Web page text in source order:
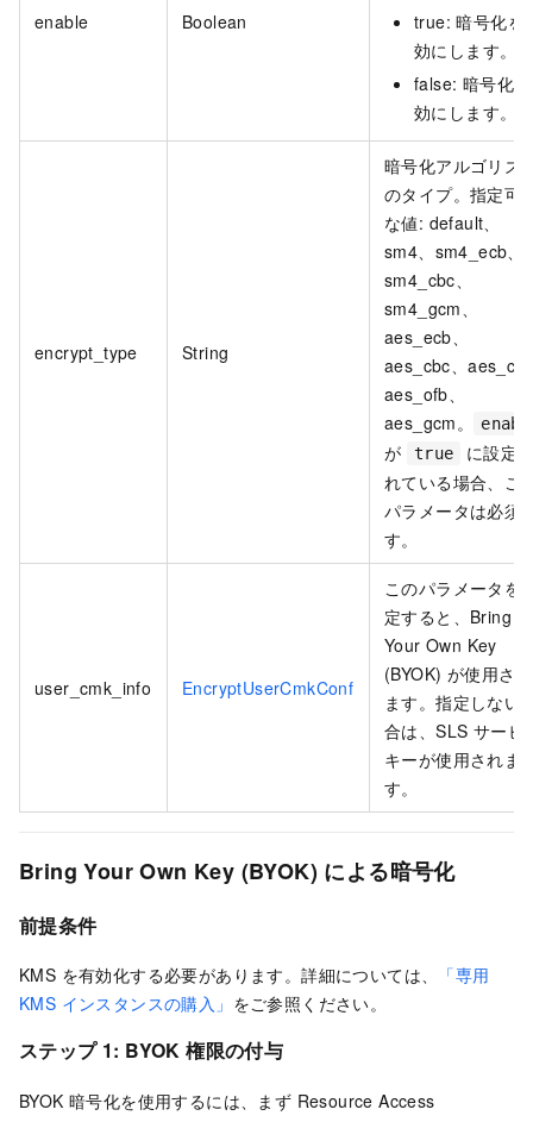
enable Boolean
true: 暗号化を
効にします。
false: 暗号化
効にします。
encrypt_type String
暗号化アルゴリズ
のタイプ。指定可
な値: default、
sm4、sm4_ecb、
sm4_cbc、
sm4_gcm、
aes_ecb、
aes_cbc、
aes_ofb、
aes_gcm。
が true
に設定
れている場合、こ
パラメータは必須
す。
user_cmk_info EncryptUserCmkConf
このパラメータを
定すると、Bring
Your Own Key
(BYOK) が使用され
ます。指定しない
合は、SLS サービ
キーが使用されま
す。
Bring Your Own Key (BYOK) による暗号化
前提条件
KMS を有効化する必要があります。詳細については、
「専用
KMS インスタンスの購入」 をご参照ください。
ステップ 1: BYOK 権限の付与
BYOK 暗号化を使用するには、まず Resource Access